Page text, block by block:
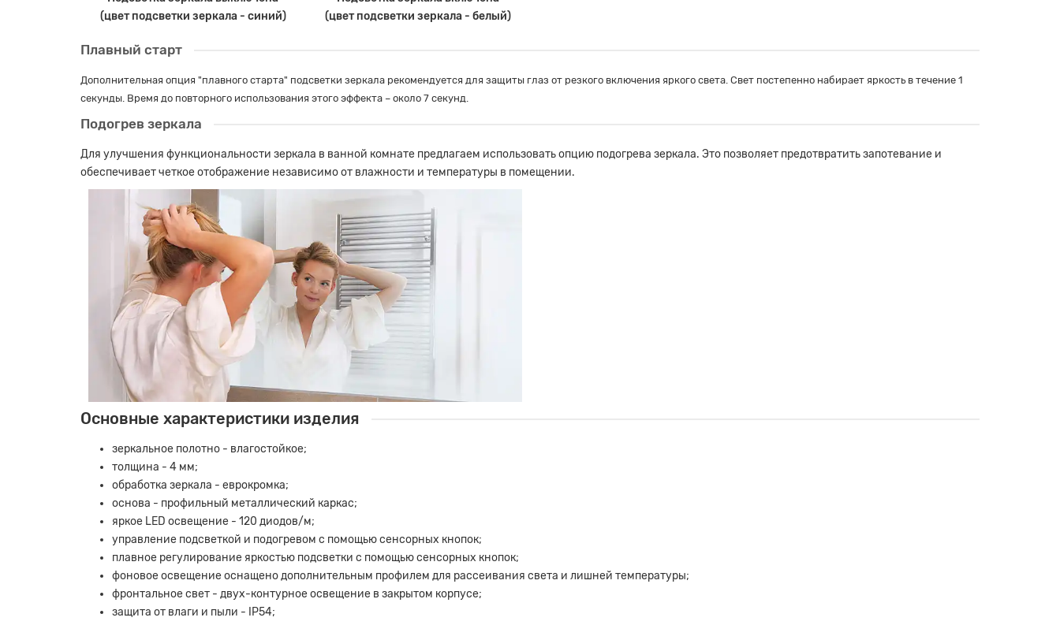
(цвет подсветки зеркала - синий)
(цвет подсветки зеркала - белый)
Плавный старт
Дополнительная опция "плавного старта" подсветки зеркала рекомендуется для защиты глаз от резкого включения яркого света. Свет постепенно набирает яркость в течение 1
секунды. Время до повторного использования этого эффекта – около 7 секунд.
Подогрев зеркала
Для улучшения функциональности зеркала в ванной комнате предлагаем использовать опцию подогрева зеркала. Это позволяет предотвратить запотевание и
обеспечивает четкое отображение независимо от влажности и температуры в помещении.
Основные характеристики изделия
зеркальное полотно - влагостойкое;
толщина - 4 мм;
обработка зеркала - еврокромка;
основа - профильный металлический каркас;
яркое LED освещение - 120 диодов/м;
управление подсветкой и подогревом с помощью сенсорных кнопок;
плавное регулирование яркостью подсветки с помощью сенсорных кнопок;
фоновое освещение оснащено дополнительным профилем для рассеивания света и лишней температуры;
фронтальное свет - двух-контурное освещение в закрытом корпусе;
защита от влаги и пыли - IP54;